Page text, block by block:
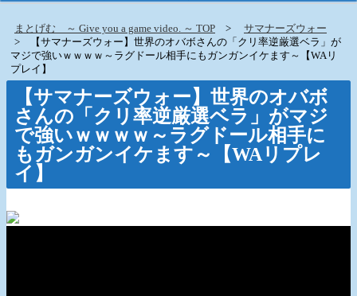
まとげむ ～ Give you a game video. ～ TOP
サマナーズウォー
【サマナーズウォー】世界のオバボさんの「クリ率逆厳選ベラ」が
マジで強いｗｗｗｗ～ラグドール相手にもガンガンイケます～【WAリ
プレイ】
【サマナーズウォー】世界のオバボ
さんの「クリ率逆厳選ベラ」がマジ
で強いｗｗｗｗ～ラグドール相手に
もガンガンイケます～【WAリプレ
イ】